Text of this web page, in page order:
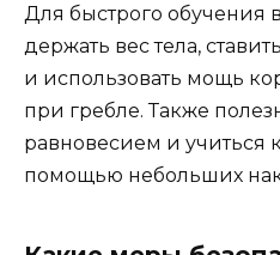
Для быстрого обучения
держать вес тела,
и использовать мощь
при гребле. Также
равновесием и учиться
помощью небольших